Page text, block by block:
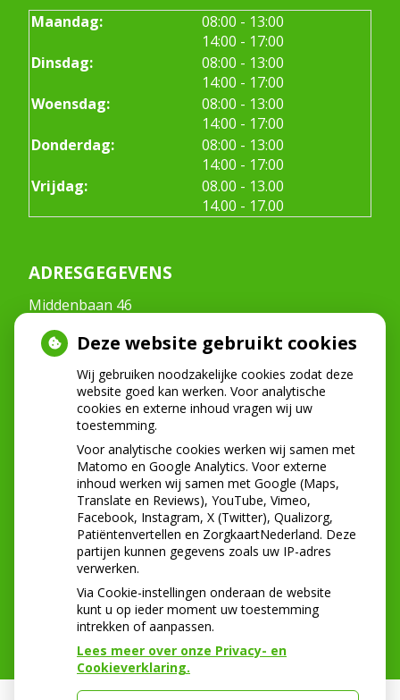
Maandag: 08:00 tot
- 13:00
14:00 tot
- 17:00
Dinsdag:
08:00 tot
- 13:00
14:00 tot
- 17:00
Woensdag:
08:00 tot
- 13:00
14:00 tot
- 17:00
Donderdag:
08:00 tot
- 13:00
14:00 tot
- 17:00
Vrijdag:
08.00 tot
- 13.00
14.00 tot
- 17.00
ADRESGEGEVENS
Middenbaan 46
Tel:0180-222268
info@mondzorgmiddenbaan.nl
NIEUWS
Let op: valse Infomedics-mails over
openstaande rekening
Tanden bleken? Laat het veilig doen!
Gezond tandvlees: de basis voor een gezonde
mond
Naar de tandarts in het buitenland? Wees op je
hoede!
Deze website gebruikt cookies
Wij gebruiken noodzakelijke cookies zodat deze
website goed kan werken. Voor analytische
cookies en externe inhoud vragen wij uw
toestemming.
Voor analytische cookies werken wij samen met
Matomo en Google Analytics. Voor externe
inhoud werken wij samen met Google (Maps,
Translate en Reviews), YouTube, Vimeo,
Facebook, Instagram, X (Twitter), Qualizorg,
Patiëntenvertellen en ZorgkaartNederland. Deze
partijen kunnen gegevens zoals uw IP-adres
verwerken.
Via Cookie-instellingen onderaan de website
kunt u op ieder moment uw toestemming
intrekken of aanpassen.
Lees meer over onze Privacy- en
Cookieverklaring.